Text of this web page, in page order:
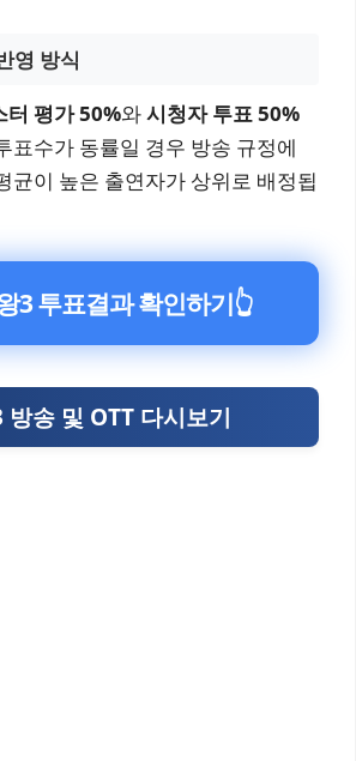
영 방식
터 평가 50%와시청자 투표 50%
표수가 동률일 경우 방송 규정에
균이 높은 출연자가 상위로 배정됩
3 투표결과 확인하기👆
송 및 OTT 다시보기